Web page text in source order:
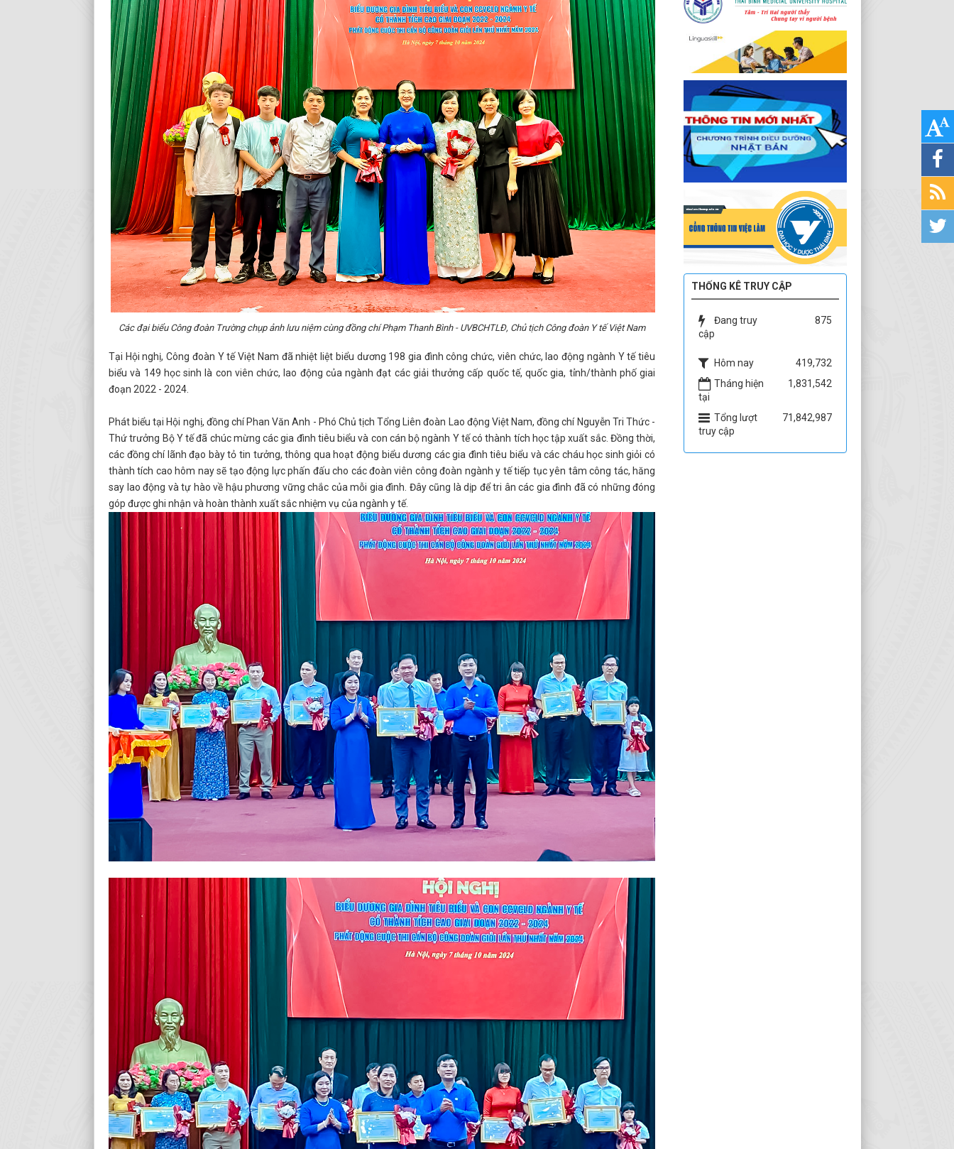
Các đại biểu Công đoàn Trường chụp ảnh lưu niệm cùng đồng chí Phạm Thanh Bình - UVBCHTLĐ, Chủ tịch Công đoàn Y tế Việt Nam
Tại Hội nghị, Công đoàn Y tế Việt Nam đã nhiệt liệt biểu dương 198 gia đình công chức, viên chức, lao động ngành Y tế tiêu
biểu và 149 học sinh là con viên chức, lao động của ngành đạt các giải thưởng cấp quốc tế, quốc gia, tỉnh/thành phố giai
đoạn 2022 - 2024.
Phát biểu tại Hội nghị, đồng chí Phan Văn Anh - Phó Chủ tịch Tổng Liên đoàn Lao động Việt Nam, đồng chí Nguyễn Tri Thức -
Thứ trưởng Bộ Y tế đã chúc mừng các gia đình tiêu biểu và con cán bộ ngành Y tế có thành tích học tập xuất sắc. Đồng thời,
các đồng chí lãnh đạo bày tỏ tin tưởng, thông qua hoạt động biểu dương các gia đình tiêu biểu và các cháu học sinh giỏi có
thành tích cao hôm nay sẽ tạo động lực phấn đấu cho các đoàn viên công đoàn ngành y tế tiếp tục yên tâm công tác, hăng
say lao động và tự hào về hậu phương vững chắc của mỗi gia đình. Đây cũng là dịp để tri ân các gia đình đã có những đóng
góp được ghi nhận và hoàn thành xuất sắc nhiệm vụ của ngành y tế.
THỐNG KÊ TRUY CẬP
Đang truy
cập
875
Hôm nay
419,732
Tháng hiện
tại
1,831,542
Tổng lượt
truy cập
71,842,987